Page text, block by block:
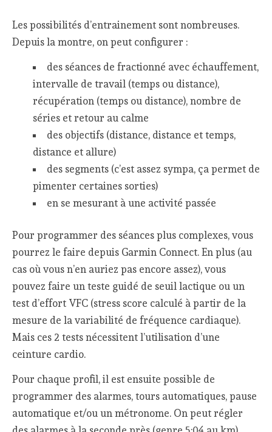
Les possibilités d’entrainement sont nombreuses.
Depuis la montre, on peut configurer :
des séances de fractionné avec échauffement,
intervalle de travail (temps ou distance),
récupération (temps ou distance), nombre de
séries et retour au calme
des objectifs (distance, distance et temps,
distance et allure)
des segments (c’est assez sympa, ça permet de
pimenter certaines sorties)
en se mesurant à une activité passée
Pour programmer des séances plus complexes, vous
pourrez le faire depuis Garmin Connect. En plus (au
cas où vous n’en auriez pas encore assez), vous
pouvez faire un teste guidé de seuil lactique ou un
test d’effort VFC (stress score calculé à partir de la
mesure de la variabilité de fréquence cardiaque).
Mais ces 2 tests nécessitent l’utilisation d’une
ceinture cardio.
Pour chaque profil, il est ensuite possible de
programmer des alarmes, tours automatiques, pause
automatique et/ou un métronome. On peut régler